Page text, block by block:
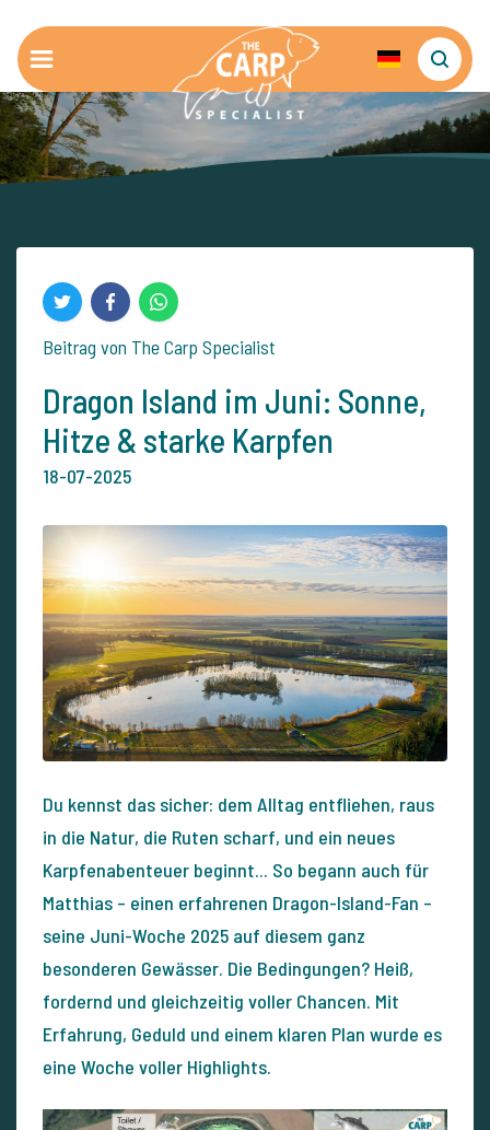
Beitrag von The Carp Specialist
Dragon Island im Juni: Sonne,
Hitze & starke Karpfen
18-07-2025
Du kennst das sicher: dem Alltag entfliehen, raus
in die Natur, die Ruten scharf, und ein neues
Karpfenabenteuer beginnt... So begann auch für
Matthias – einen erfahrenen Dragon-Island-Fan –
seine Juni-Woche 2025 auf diesem ganz
besonderen Gewässer. Die Bedingungen? Heiß,
fordernd und gleichzeitig voller Chancen. Mit
Erfahrung, Geduld und einem klaren Plan wurde es
eine Woche voller Highlights.